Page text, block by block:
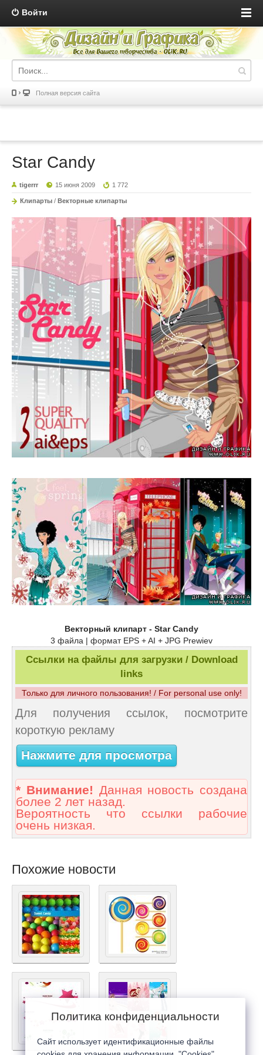
Войти
Полная версия сайта
Star Candy
tigerrr 15 июня 2009 1 772
Клипарты / Векторные клипарты
Векторный клипарт - Star Candy
3 файла | формат EPS + AI + JPG Prewiev
Ссылки на файлы для загрузки / Download
links
Только для личного пользования! / For personal use only!
Для получения ссылок, посмотрите
короткую рекламу
Нажмите для просмотра
* Внимание! Данная новость создана
более 2 лет назад.
Вероятность что ссылки рабочие
очень низкая.
Похожие новости
Политика конфиденциальности
Сайт использует идентификационные файлы